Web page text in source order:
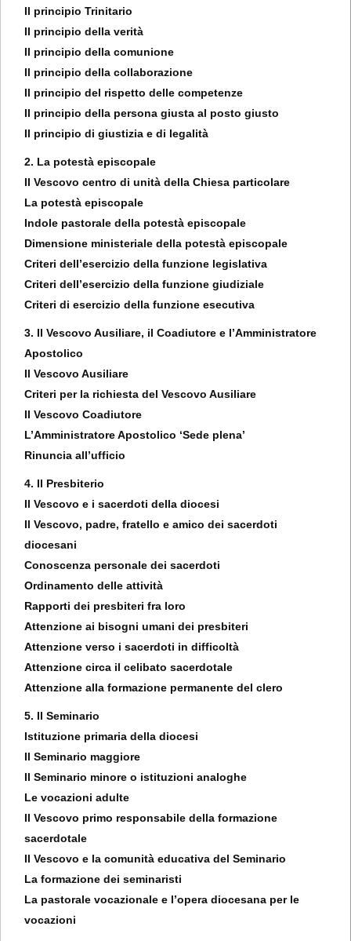
Il principio Trinitario
Il principio della verità
Il principio della comunione
Il principio della collaborazione
Il principio del rispetto delle competenze
Il principio della persona giusta al posto giusto
Il principio di giustizia e di legalità
2. La potestà episcopale
Il Vescovo centro di unità della Chiesa particolare
La potestà episcopale
Indole pastorale della potestà episcopale
Dimensione ministeriale della potestà episcopale
Criteri dell’esercizio della funzione legislativa
Criteri dell’esercizio della funzione giudiziale
Criteri di esercizio della funzione esecutiva
3. Il Vescovo Ausiliare, il Coadiutore e l’Amministratore
Apostolico
Il Vescovo Ausiliare
Criteri per la richiesta del Vescovo Ausiliare
Il Vescovo Coadiutore
L’Amministratore Apostolico ‘Sede plena’
Rinuncia all’ufficio
4. Il Presbiterio
Il Vescovo e i sacerdoti della diocesi
Il Vescovo, padre, fratello e amico dei sacerdoti
diocesani
Conoscenza personale dei sacerdoti
Ordinamento delle attività
Rapporti dei presbiteri fra loro
Attenzione ai bisogni umani dei presbiteri
Attenzione verso i sacerdoti in difficoltà
Attenzione circa il celibato sacerdotale
Attenzione alla formazione permanente del clero
5. Il Seminario
Istituzione primaria della diocesi
Il Seminario maggiore
Il Seminario minore o istituzioni analoghe
Le vocazioni adulte
Il Vescovo primo responsabile della formazione
sacerdotale
Il Vescovo e la comunità educativa del Seminario
La formazione dei seminaristi
La pastorale vocazionale e l’opera diocesana per le
vocazioni